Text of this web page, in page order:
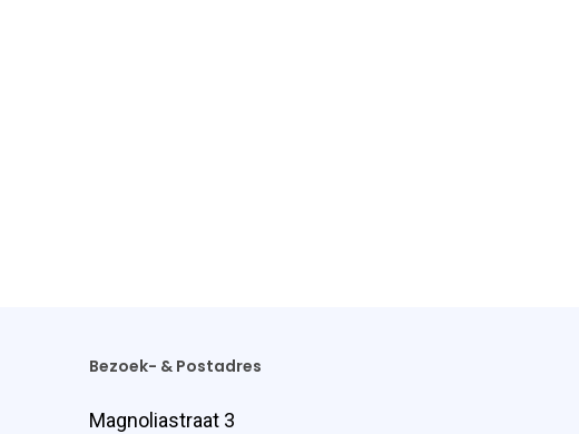
Bezoek- & Postadres
Magnoliastraat 3